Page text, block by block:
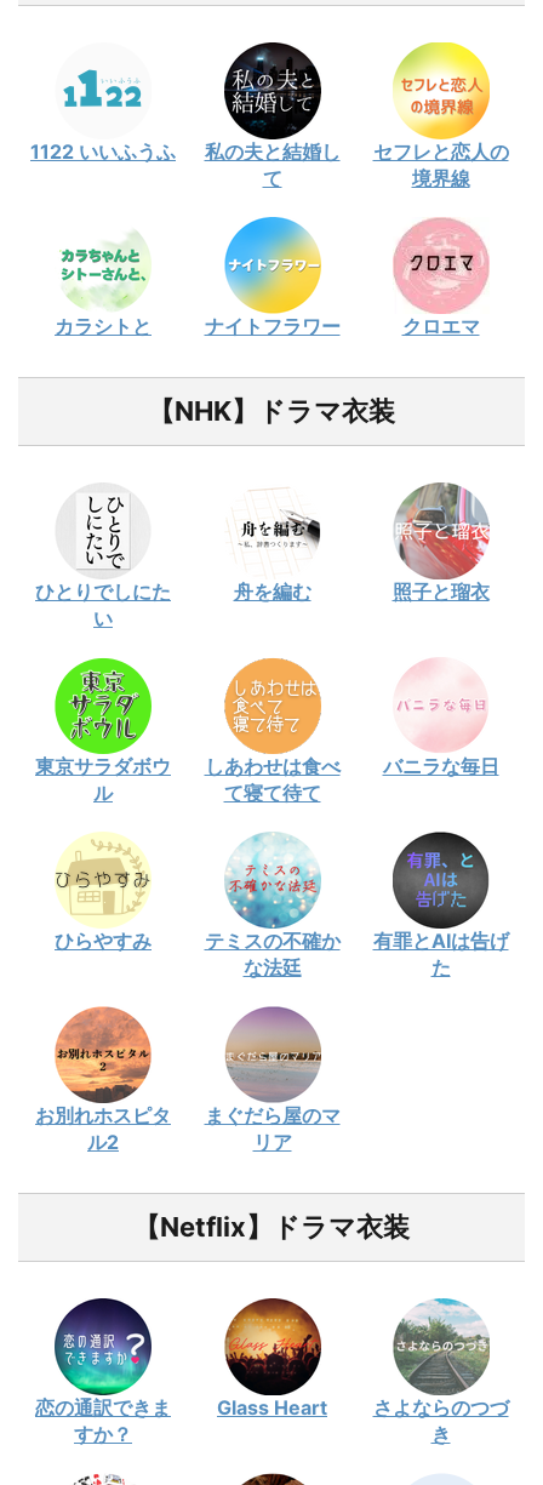
1122 いいふうふ
私の夫と結婚し
て
セフレと恋人の
境界線
カラシトと ナイトフラワー クロエマ
【NHK】ドラマ衣装
ひとりでしにた
い
舟を編む 照子と瑠衣
東京サラダボウ
ル
しあわせは食べ
て寝て待て
バニラな毎日
ひらやすみ
テミスの不確か
な法廷
有罪とAIは告げ
た
お別れホスピタ
ル2
まぐだら屋のマ
リア
【Netflix】ドラマ衣装
恋の通訳できま
すか？
Glass Heart
さよならのつづ
き